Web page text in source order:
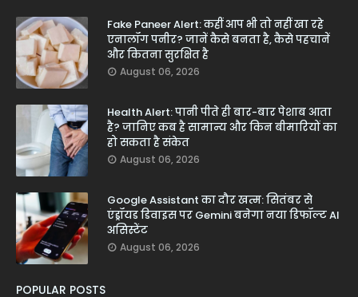
Fake Paneer Alert: कहीं आप भी तो नहीं खा रहे
एनालॉग पनीर? जानें कैसे बनता है, कैसे पहचानें
और कितना सुरक्षित है
August 06, 2026
Health Alert: पानी पीते ही बार-बार पेशाब आता
है? जानिए कब है सामान्य और किन बीमारियों का
हो सकता है संकेत
August 06, 2026
Google Assistant का दौर खत्म: सितंबर से
एंड्रॉयड डिवाइस पर Gemini बनेगा नया डिफॉल्ट AI
असिस्टेंट
August 06, 2026
POPULAR POSTS